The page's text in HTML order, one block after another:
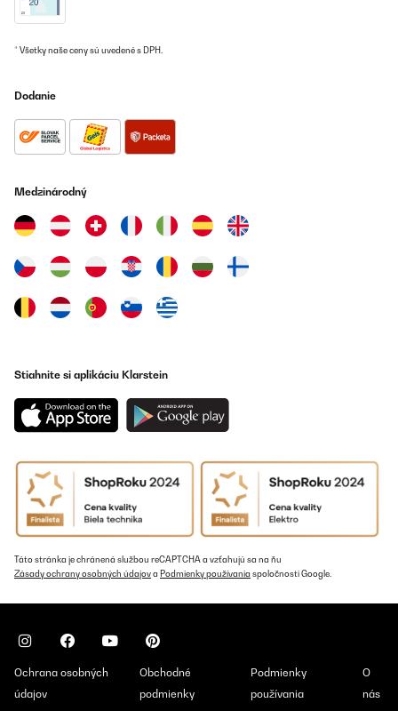
* Všetky naše ceny sú uvedené s DPH.
Dodanie
Medzinárodný
Stiahnite si aplikáciu Klarstein
Táto stránka je chránená službou reCAPTCHA a vzťahujú sa na ňu
Zásady ochrany osobných údajova Podmienky používania spoločnosti Google.
Ochrana osobných
údajov
Obchodné
podmienky
Podmienky
používania
O
nás